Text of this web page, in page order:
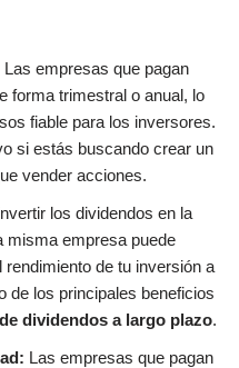
Las empresas que pagan
forma trimestral o anual, lo
fiable para los inversores.
si estás buscando crear un
vender acciones.
los dividendos en la
misma empresa puede
de tu inversión a
de los principales beneficios
dividendos a largo plazo.
Las empresas que pagan